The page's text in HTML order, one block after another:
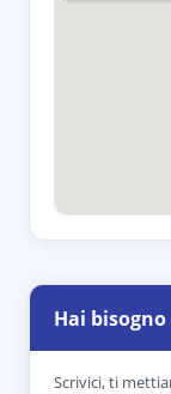
Hai
Scrivici, ti